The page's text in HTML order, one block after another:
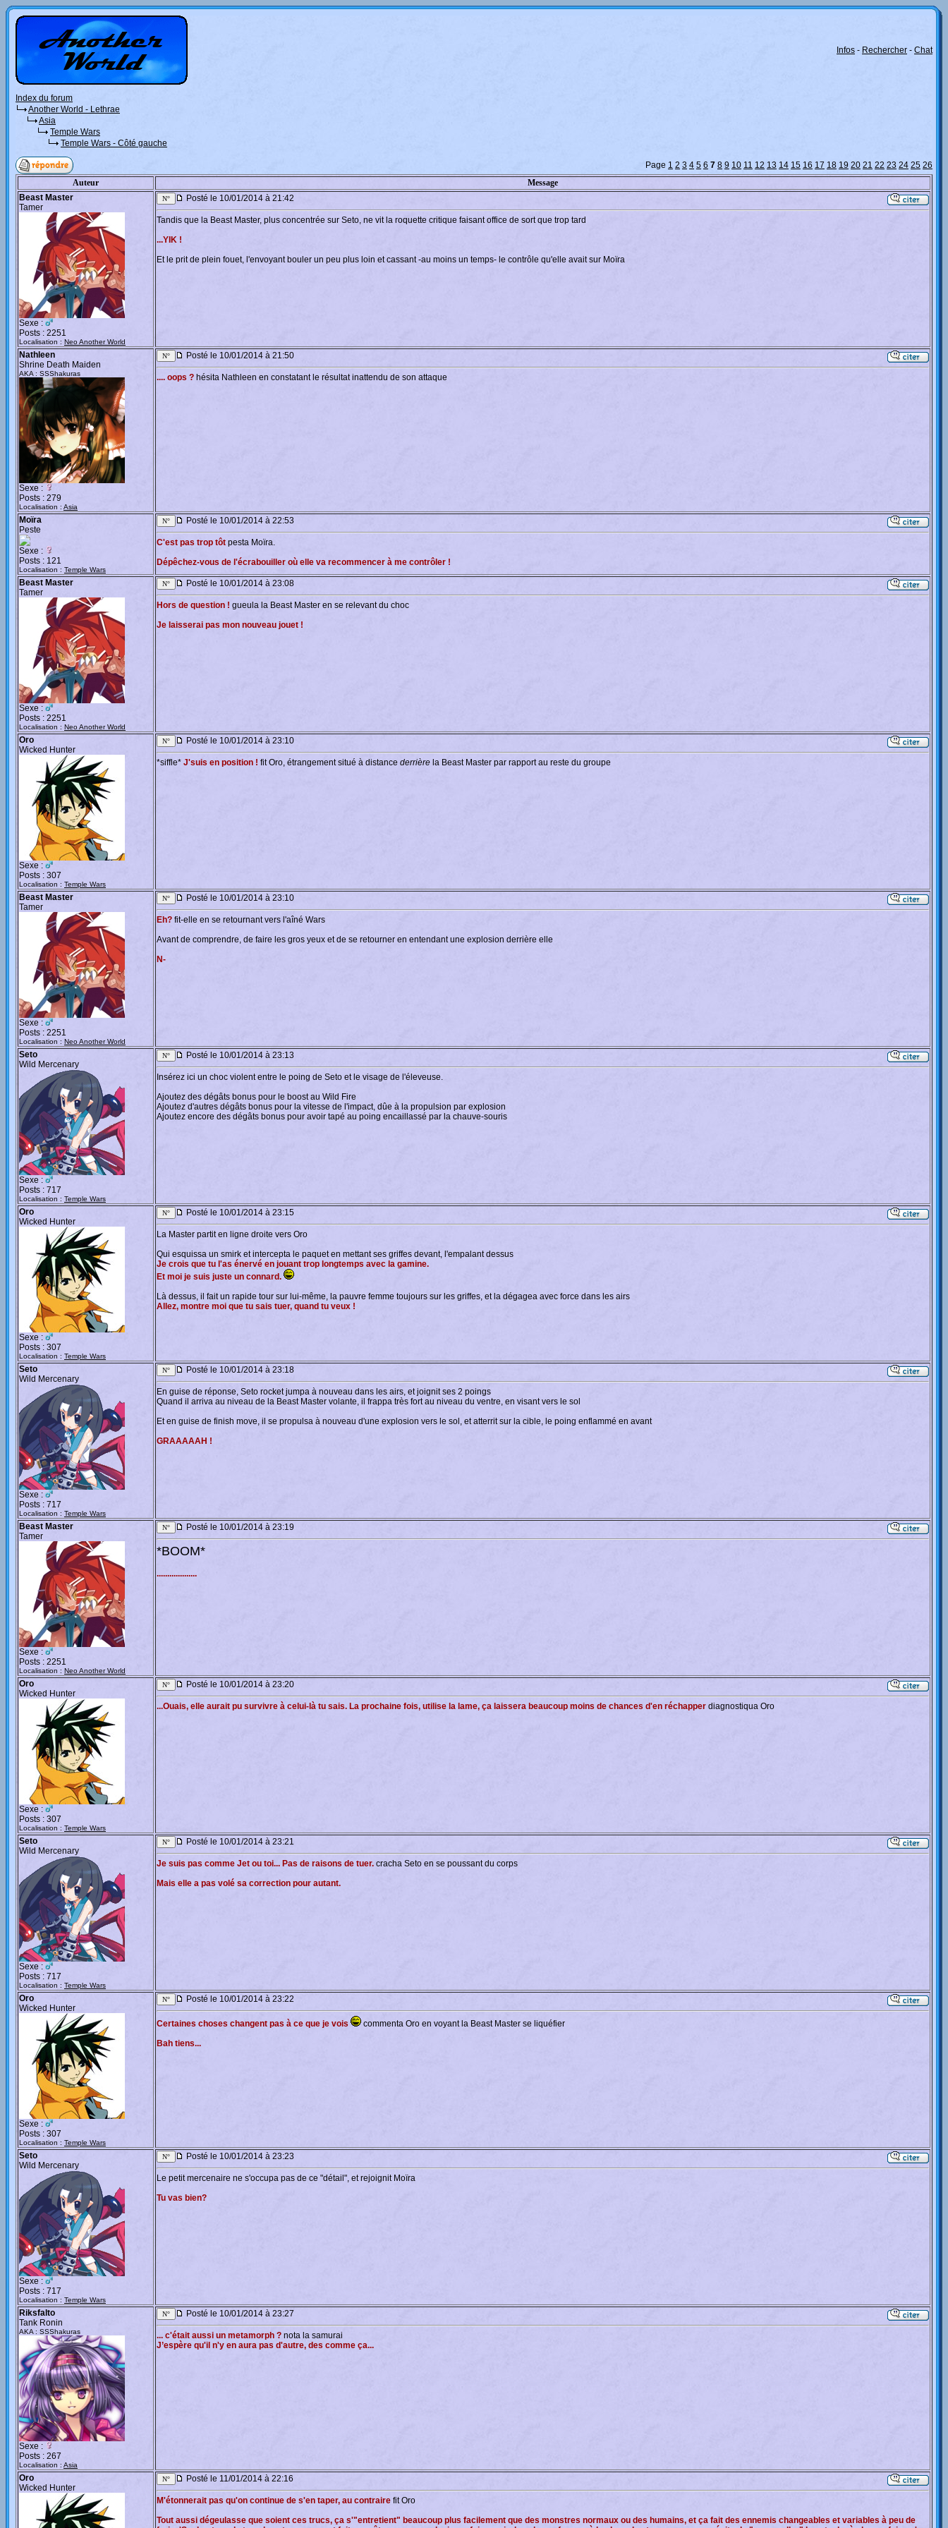
Infos - Rechercher - Chat
Index du forum
Another World - Lethrae
Asia
Temple Wars
Temple Wars - Côté gauche
Page 1 2 3 4 5 6 7 8 9 10 11 12 13 14 15 16 17 18 19 20 21 22 23 24 25 26
Auteur
Message
Beast Master
Tamer
Sexe :
Posts : 2251
Localisation : Neo Another World
Posté le 10/01/2014 à 21:42
Tandis que la Beast Master, plus concentrée sur Seto, ne vit la roquette critique faisant office de sort que trop tard
...YIK !
Et le prit de plein fouet, l'envoyant bouler un peu plus loin et cassant -au moins un temps- le contrôle qu'elle avait sur Moïra
Nathleen
Shrine Death Maiden
AKA : SSShakuras
Sexe :
Posts : 279
Localisation : Asia
Posté le 10/01/2014 à 21:50
.... oops ? hésita Nathleen en constatant le résultat inattendu de son attaque
Moïra
Peste
Sexe :
Posts : 121
Localisation : Temple Wars
Posté le 10/01/2014 à 22:53
C'est pas trop tôt pesta Moïra.
Dépêchez-vous de l'écrabouiller où elle va recommencer à me contrôler !
Beast Master
Tamer
Sexe :
Posts : 2251
Localisation : Neo Another World
Posté le 10/01/2014 à 23:08
Hors de question ! gueula la Beast Master en se relevant du choc
Je laisserai pas mon nouveau jouet !
Oro
Wicked Hunter
Sexe :
Posts : 307
Localisation : Temple Wars
Posté le 10/01/2014 à 23:10
*siffle* J'suis en position ! fit Oro, étrangement situé à distance derrière la Beast Master par rapport au reste du groupe
Beast Master
Tamer
Sexe :
Posts : 2251
Localisation : Neo Another World
Posté le 10/01/2014 à 23:10
Eh? fit-elle en se retournant vers l'aîné Wars
Avant de comprendre, de faire les gros yeux et de se retourner en entendant une explosion derrière elle
N-
Seto
Wild Mercenary
Sexe :
Posts : 717
Localisation : Temple Wars
Posté le 10/01/2014 à 23:13
Insérez ici un choc violent entre le poing de Seto et le visage de l'éleveuse.
Ajoutez des dégâts bonus pour le boost au Wild Fire
Ajoutez d'autres dégâts bonus pour la vitesse de l'impact, dûe à la propulsion par explosion
Ajoutez encore des dégâts bonus pour avoir tapé au poing encaillassé par la chauve-souris
Oro
Wicked Hunter
Sexe :
Posts : 307
Localisation : Temple Wars
Posté le 10/01/2014 à 23:15
La Master partit en ligne droite vers Oro
Qui esquissa un smirk et intercepta le paquet en mettant ses griffes devant, l'empalant dessus
Je crois que tu l'as énervé en jouant trop longtemps avec la gamine.
Et moi je suis juste un connard.
Là dessus, il fait un rapide tour sur lui-même, la pauvre femme toujours sur les griffes, et la dégagea avec force dans les airs
Allez, montre moi que tu sais tuer, quand tu veux !
Seto
Wild Mercenary
Sexe :
Posts : 717
Localisation : Temple Wars
Posté le 10/01/2014 à 23:18
En guise de réponse, Seto rocket jumpa à nouveau dans les airs, et joignit ses 2 poings
Quand il arriva au niveau de la Beast Master volante, il frappa très fort au niveau du ventre, en visant vers le sol
Et en guise de finish move, il se propulsa à nouveau d'une explosion vers le sol, et atterrit sur la cible, le poing enflammé en avant
GRAAAAAH !
Beast Master
Tamer
Sexe :
Posts : 2251
Localisation : Neo Another World
Posté le 10/01/2014 à 23:19
*BOOM*
...................
Oro
Wicked Hunter
Sexe :
Posts : 307
Localisation : Temple Wars
Posté le 10/01/2014 à 23:20
...Ouais, elle aurait pu survivre à celui-là tu sais. La prochaine fois, utilise la lame, ça laissera beaucoup moins de chances d'en réchapper diagnostiqua Oro
Seto
Wild Mercenary
Sexe :
Posts : 717
Localisation : Temple Wars
Posté le 10/01/2014 à 23:21
Je suis pas comme Jet ou toi... Pas de raisons de tuer. cracha Seto en se poussant du corps
Mais elle a pas volé sa correction pour autant.
Oro
Wicked Hunter
Sexe :
Posts : 307
Localisation : Temple Wars
Posté le 10/01/2014 à 23:22
Certaines choses changent pas à ce que je vois
commenta Oro en voyant la Beast Master se liquéfier
Bah tiens...
Seto
Wild Mercenary
Sexe :
Posts : 717
Localisation : Temple Wars
Posté le 10/01/2014 à 23:23
Le petit mercenaire ne s'occupa pas de ce "détail", et rejoignit Moïra
Tu vas bien?
Riksfalto
Tank Ronin
AKA : SSShakuras
Sexe :
Posts : 267
Localisation : Asia
Posté le 10/01/2014 à 23:27
... c'était aussi un metamorph ? nota la samurai
J’espère qu'il n'y en aura pas d'autre, des comme ça...
Oro
Wicked Hunter
Posté le 11/01/2014 à 22:16
M'étonnerait pas qu'on continue de s'en taper, au contraire fit Oro
Tout aussi dégeulasse que soient ces trucs, ça s'"entretient" beaucoup plus facilement que des monstres normaux ou des humains, et ça fait des ennemis changeables et variables à peu de